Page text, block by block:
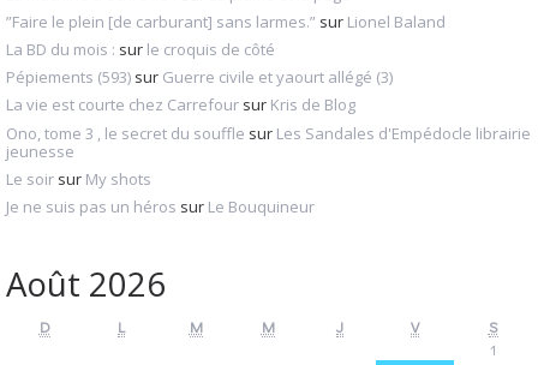
”Faire le plein [de carburant] sans larmes.” sur Lionel Baland
La BD du mois : sur le croquis de côté
Pépiements (593) sur Guerre civile et yaourt allégé (3)
La vie est courte chez Carrefour sur Kris de Blog
Ono, tome 3 , le secret du souffle sur Les Sandales d'Empédocle librairie
jeunesse
Le soir sur My shots
Je ne suis pas un héros sur Le Bouquineur
Août 2026
D L M M J V
S
1